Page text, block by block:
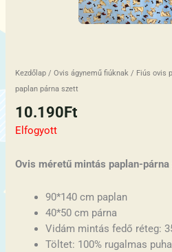
Kezdőlap /Ovis ágynemű fiúknak / Fiús ovis
paplan párna szett
10.190Ft
Elfogyott
Ovis méretű mintás paplan-
90*140 cm paplan
40*50 cm párna
Vidám mintás fedő réteg:
Töltet: 100% rugalmas